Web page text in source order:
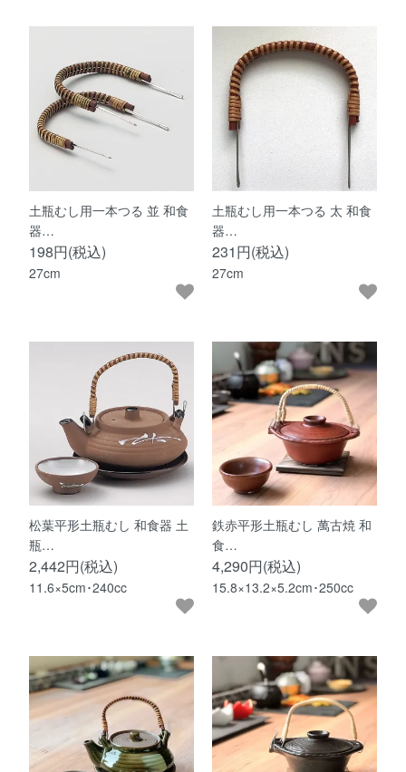
土瓶むし用一本つる 並 和食
器…
198円(税込)
27cm
土瓶むし用一本つる 太 和食
器…
231円(税込)
27cm
松葉平形土瓶むし 和食器 土
瓶…
2,442円(税込)
11.6×5cm･240cc
鉄赤平形土瓶むし 萬古焼 和
食…
4,290円(税込)
15.8×13.2×5.2cm･250cc